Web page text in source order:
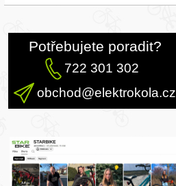
Potřebujete poradit?
722 301 302
obchod@elektrokola.cz